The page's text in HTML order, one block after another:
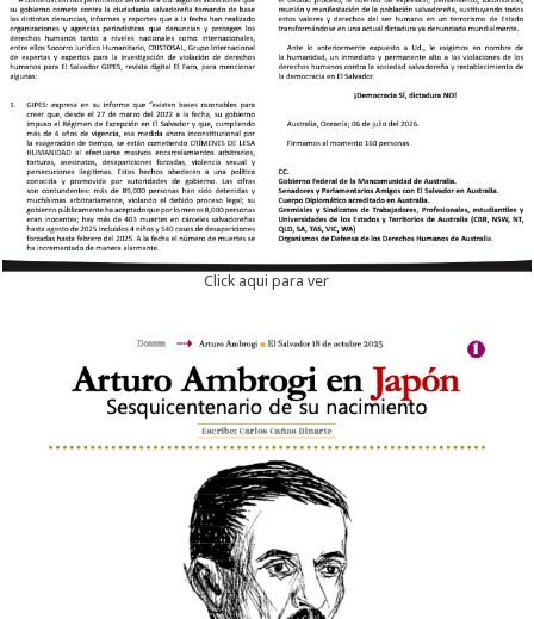
Click aqui para ver